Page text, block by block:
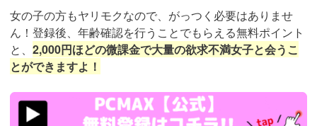
女の子の方もヤリモクなので、がっつく必要はありませ
ん！登録後、年齢確認を行うことでもらえる無料ポイント
と、 2,000円ほどの微課金で大量の欲求不満女子と会うこ
とができますよ！
https://pcmax.jp/lp/?
ad_id=rm307152